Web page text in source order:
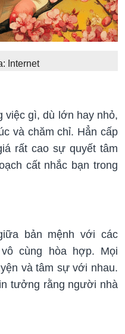
Internet
việc gì, dù lớn hay nhỏ,
và chăm chỉ. Hẳn cấp
rất cao sự quyết tâm
cất nhắc bạn trong
bản mệnh với các
cùng hòa hợp. Mọi
và tâm sự với nhau.
tưởng rằng người nhà